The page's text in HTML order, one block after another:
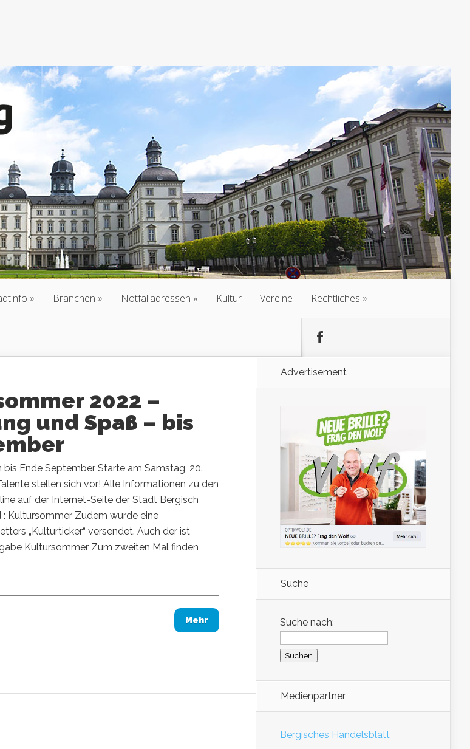
Branchen Notfalladressen Kultur Vereine Rechtliches
2022 –
und Spaß – bis
Ende September Starte am Samstag, 20.
stellen sich vor! Alle Informationen zu den
auf der Internet-Seite der Stadt Bergisch
: Kultursommer Zudem wurde eine
„Kulturticker“ versendet. Auch der ist
Kultursommer Zum zweiten Mal finden
Mehr
Advertisement
Suche
Suche nach:
Medienpartner
Bergisches Handelsblatt